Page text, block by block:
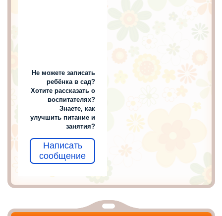
Не можете записать
ребёнка в сад?
Хотите рассказать о
воспитателях?
Знаете, как
улучшить питание и
занятия?
Написать
сообщение